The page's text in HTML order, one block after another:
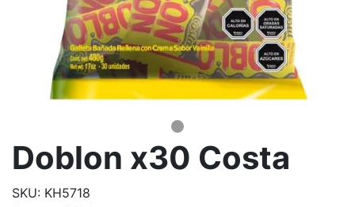
Doblon x30 Costa
SKU: KH5718